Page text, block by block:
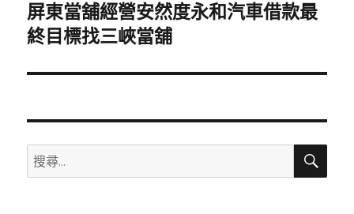
下
一
文
屏東當舖經營安然度永和汽車借款最
終目標找三峽當舖
搜
尋
搜